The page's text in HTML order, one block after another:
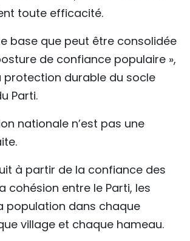
toute efficacité.
base que peut être consolidée
de confiance populaire »,
protection durable du socle
Parti.
nationale n’est pas une
à partir de la confiance des
cohésion entre le Parti, les
population dans chaque
village et chaque hameau.